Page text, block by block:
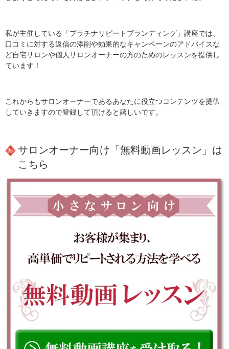
私が主催している「プラチナリピートブランディング」講座では、
口コミに対する返信の添削や効果的なキャンペーンのアドバイスな
ど自宅サロンや個人サロンオーナーの方のためのレッスンを提供し
ています！
これからもサロンオーナーであるあなたに役立つコンテンツを提供
していきますので登録して頂けると嬉しいです。
サロンオーナー向け「無料動画レッスン」は
こちら